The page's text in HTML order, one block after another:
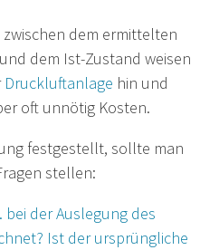
dem ermittelten
dem Ist-Zustand weisen
Druckluftanlage hin und
oft unnötig Kosten.
festgestellt, sollte man
stellen:
bei der Auslegung des
Ist der ursprüngliche